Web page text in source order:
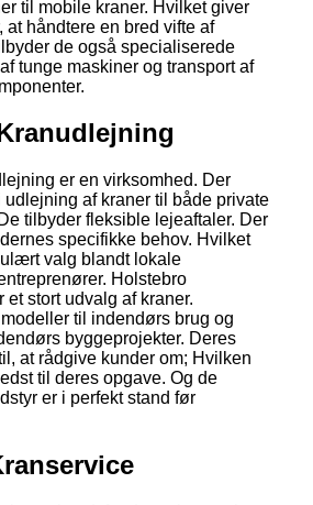
til mobile kraner. Hvilket giver
at håndtere en bred vifte af
de også specialiserede
tunge maskiner og transport af
er en virksomhed. Der
af kraner til både private
tilbyder fleksible lejeaftaler. Der
specifikke behov. Hvilket
valg blandt lokale
Holstebro
et stort udvalg af kraner.
til indendørs brug og
byggeprojekter. Deres
at rådgive kunder om; Hvilken
til deres opgave. Og de
er i perfekt stand før